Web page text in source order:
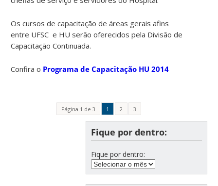
Os cursos de capacitação de áreas gerais afins
entre UFSC e HU serão oferecidos pela Divisão de
Capacitação Continuada.
Confira o Programa de Capacitação HU 2014
Página 1 de 3 1 2 3
Fique por dentro:
Fique por dentro: